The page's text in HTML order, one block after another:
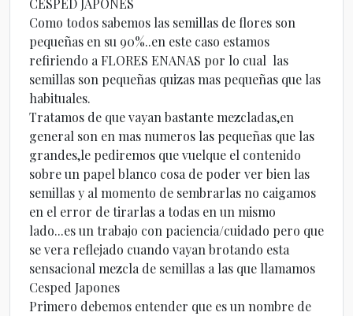
CESPED JAPONES
Como todos sabemos las semillas de flores son
pequeñas en su 90%..en este caso estamos
refiriendo a FLORES ENANAS por lo cual las
semillas son pequeñas quizas mas pequeñas que las
habituales.
Tratamos de que vayan bastante mezcladas,en
general son en mas numeros las pequeñas que las
grandes,le pediremos que vuelque el contenido
sobre un papel blanco cosa de poder ver bien las
semillas y al momento de sembrarlas no caigamos
en el error de tirarlas a todas en un mismo
lado...es un trabajo con paciencia/cuidado pero que
se vera reflejado cuando vayan brotando esta
sensacional mezcla de semillas a las que llamamos
Cesped Japones
Primero debemos entender que es un nombre de